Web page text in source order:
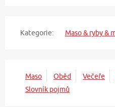
Kategorie: Maso & ryby &
Maso Oběd Večeře
Slovník pojmů